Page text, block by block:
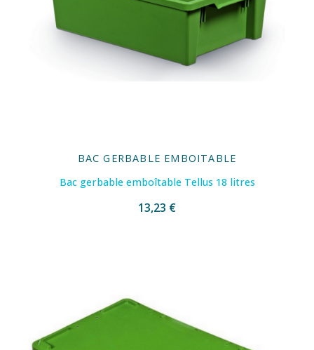
BAC GERBABLE EMBOITABLE
Bac gerbable emboîtable Tellus 18 litres
13,23 €